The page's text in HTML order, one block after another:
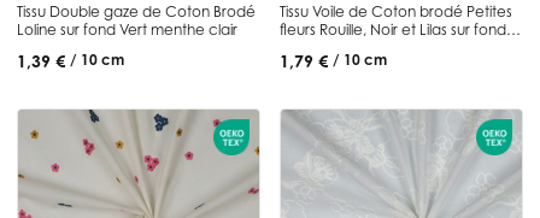
Tissu Double gaze de Coton Brodé
Loline sur fond Vert menthe clair
1,39 € / 10 cm
Tissu Voile de Coton brodé Petites
fleurs Rouille, Noir et Lilas sur fond
1,79 € / 10 cm